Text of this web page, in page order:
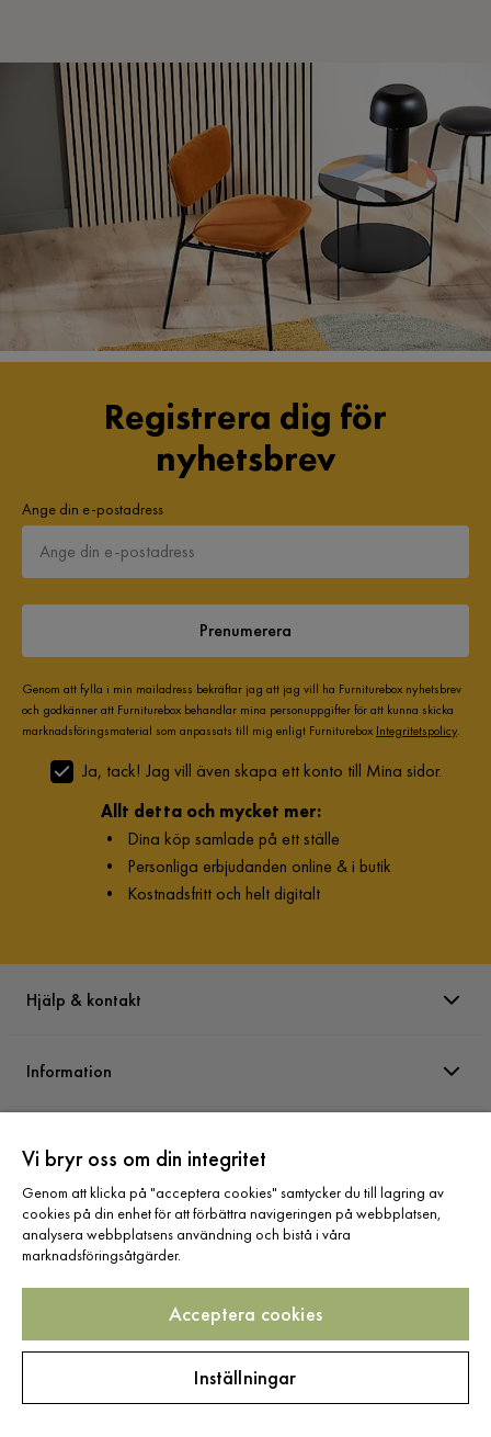
Registrera dig för
nyhetsbrev
Ange din e-postadress
Prenumerera
Genom att fylla i min mailadress bekräftar jag att jag vill ha Furniturebox nyhetsbrev
och godkänner att Furniturebox behandlar mina personuppgifter för att kunna skicka
marknadsföringsmaterial som anpassats till mig enligt Furniturebox Integritetspolicy.
Ja, tack! Jag vill även skapa ett konto till Mina sidor.
Allt detta och mycket mer:
• Dina köp samlade på ett ställe
• Personliga erbjudanden online & i butik
• Kostnadsfritt och helt digitalt
Hjälp & kontakt
Information
Sortiment
Följ oss
Vi bryr oss om din integritet
Genom att klicka på "acceptera cookies" samtycker du till lagring av
cookies på din enhet för att förbättra navigeringen på webbplatsen,
analysera webbplatsens användning och bistå i våra
marknadsföringsåtgärder.
Acceptera cookies
Inställningar